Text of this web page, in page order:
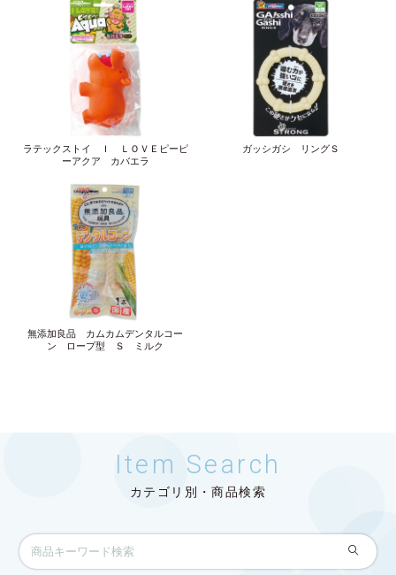
ラテックストイ Ｉ ＬＯＶＥピーピ
ーアクア カバエラ
ガッシガシ リングＳ
無添加良品 カムカムデンタルコー
ン ロープ型 Ｓ ミルク
Item Search
カテゴリ別・商品検索